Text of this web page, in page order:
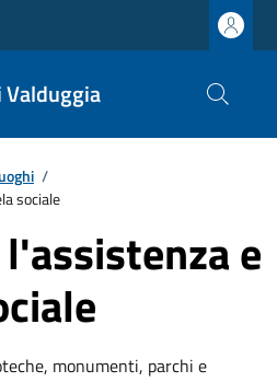
Valduggia
/
sociale
e
monumenti, parchi e